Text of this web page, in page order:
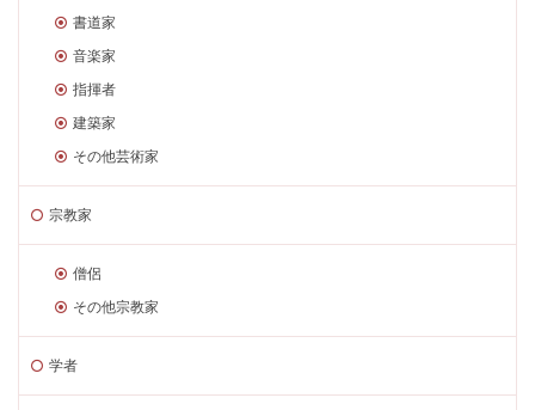
書道家
音楽家
指揮者
建築家
その他芸術家
宗教家
僧侶
その他宗教家
学者